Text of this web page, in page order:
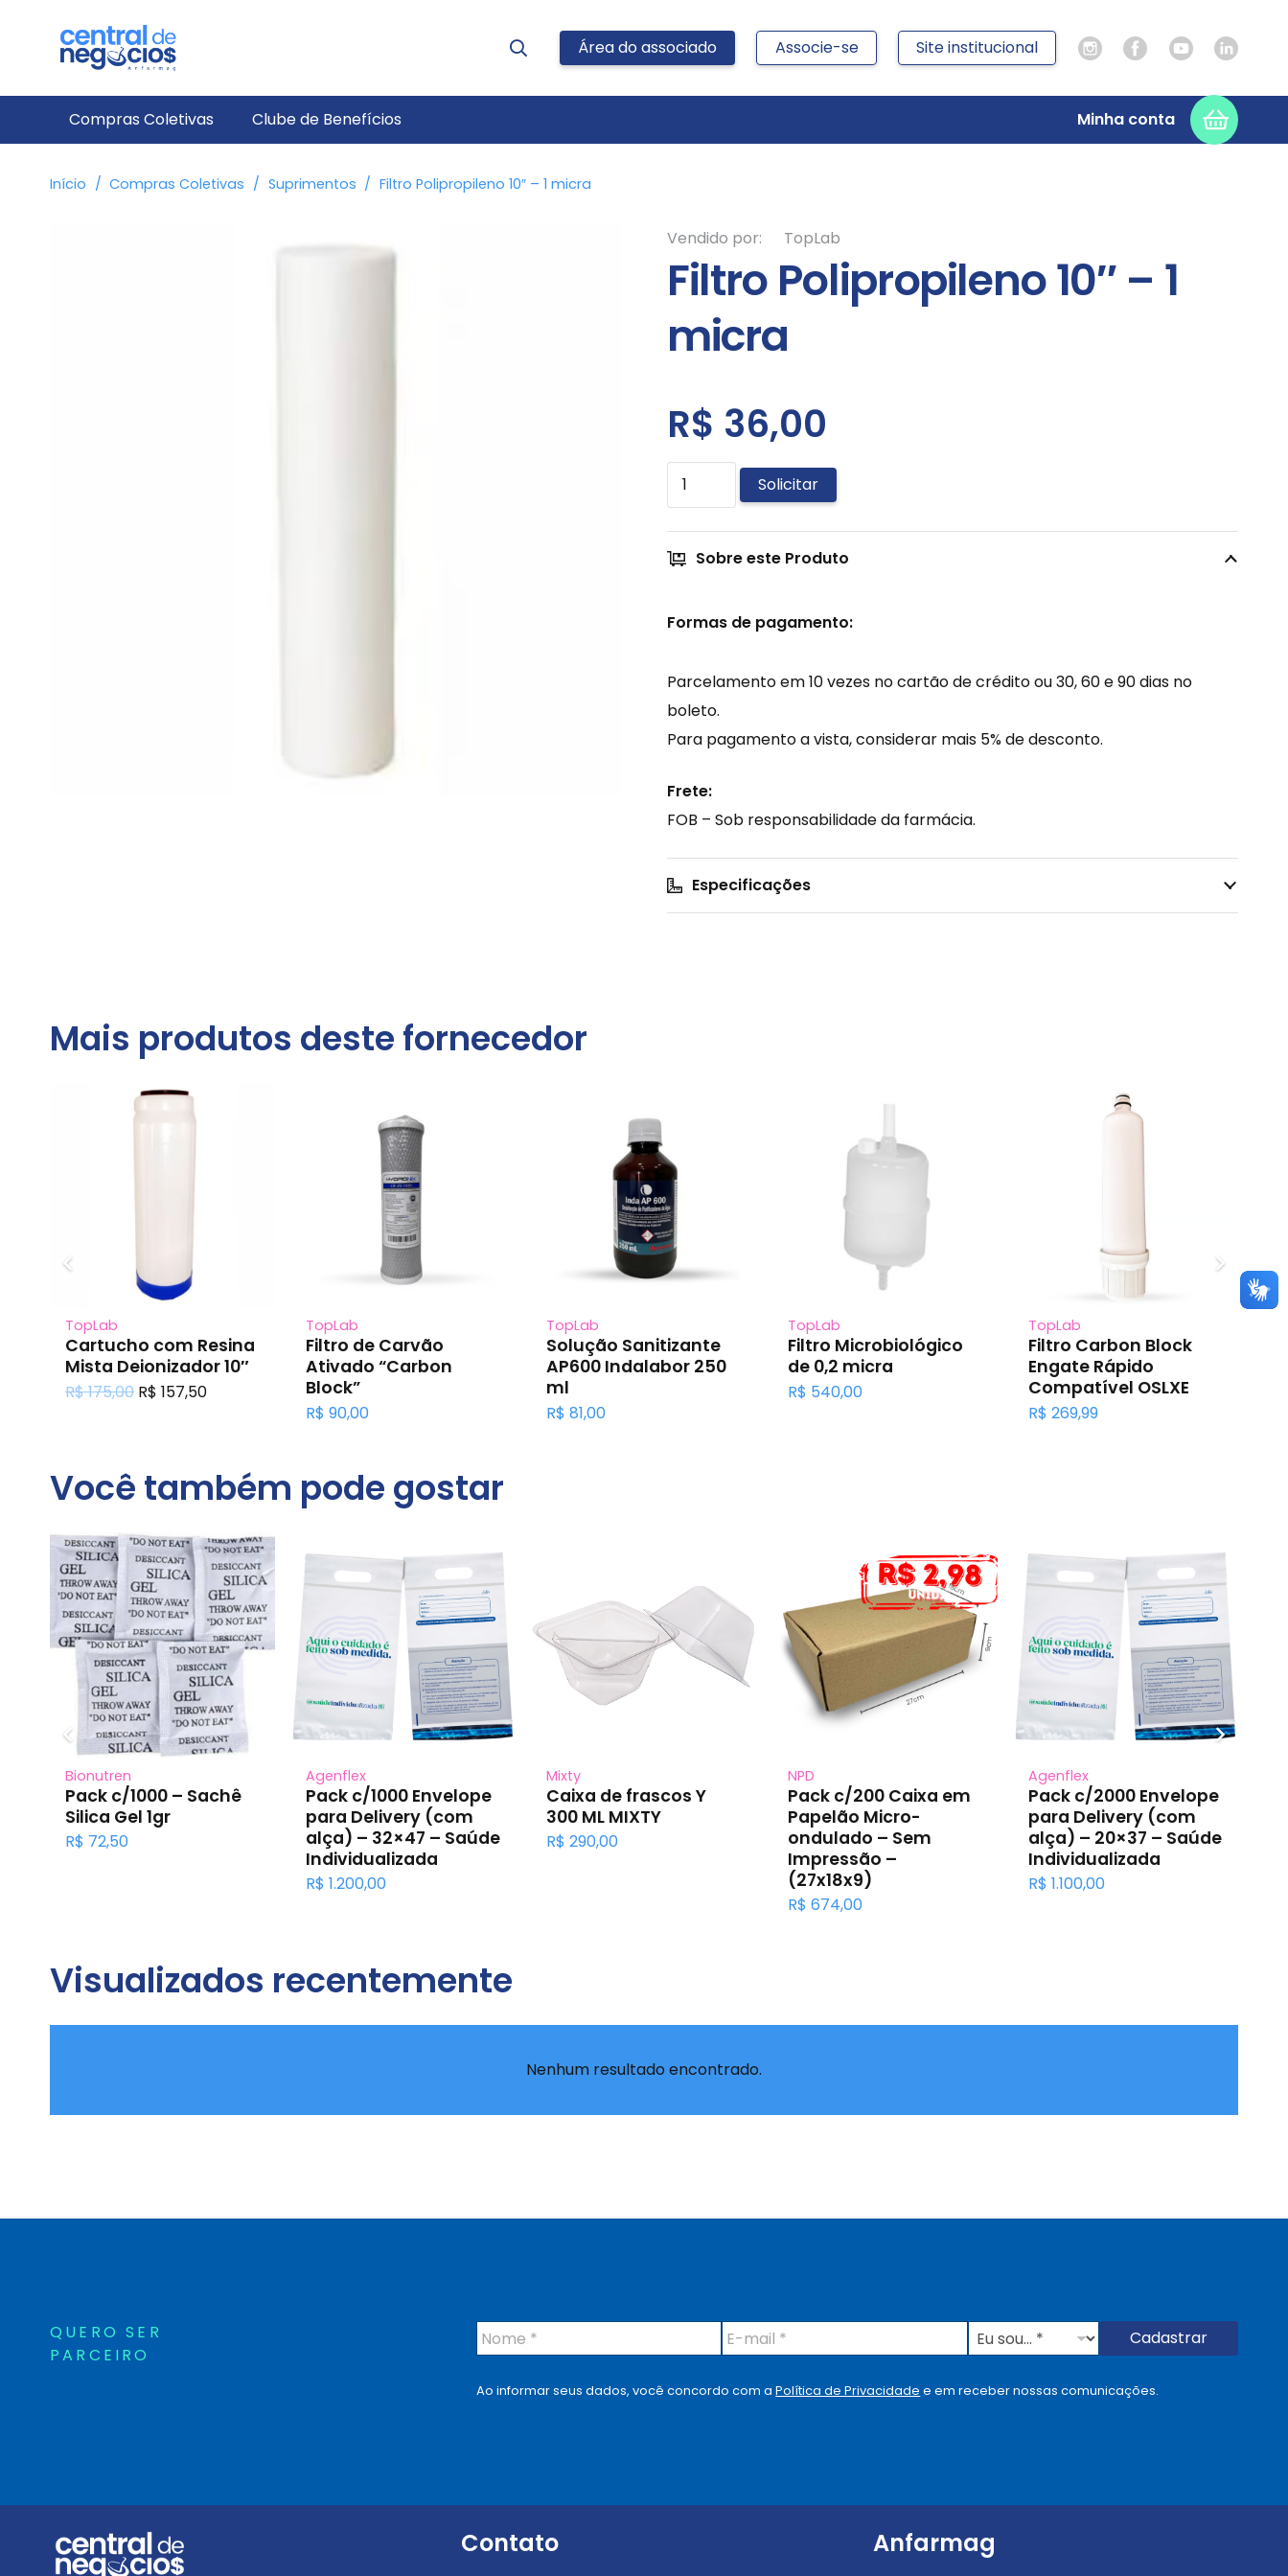
Área do associado Associe-se Site institucional
Compras Coletivas Clube de Benefícios Minha conta
Início / Compras Coletivas / Suprimentos / Filtro Polipropileno 10″ – 1 micra
Vendido por: TopLab
Filtro Polipropileno 10″ – 1
micra
R$ 36,00
Filtro
Polipropileno
10"
-
micra
Solicitar
Sobre este Produto
Formas de pagamento:
Parcelamento em 10 vezes no cartão de crédito ou 30, 60 e 90 dias no
boleto.
Para pagamento a vista, considerar mais 5% de desconto.
Frete:
FOB – Sob responsabilidade da farmácia.
Especificações
Mais produtos deste fornecedor
TopLab
Cartucho com Resina
Mista Deionizador 10″
R$175,00 O
R$ 175,00.
R$ 157,50O
R$ 157,50.
TopLab
Filtro de Carvão
Ativado “Carbon
Block”
R$ 90,00
TopLab
Solução Sanitizante
AP600 Indalabor 250
ml
R$ 81,00
TopLab
Filtro Microbiológico
de 0,2 micra
R$ 540,00
TopLab
Filtro Carbon Block
Engate Rápido
Compatível OSLXE
R$ 269,99
Você também pode gostar
Bionutren
Pack c/1000 – Sachê
Silica Gel 1gr
R$ 72,50
Agenflex
Pack c/1000 Envelope
para Delivery (com
alça) – 32×47 – Saúde
Individualizada
R$ 1.200,00
Mixty
Caixa de frascos Y
300 ML MIXTY
R$ 290,00
NPD
Pack c/200 Caixa em
Papelão Micro-
ondulado – Sem
Impressão –
(27x18x9)
R$ 674,00
Agenflex
Pack c/2000 Envelope
para Delivery (com
alça) – 20×37 – Saúde
Individualizada
R$ 1.100,00
Visualizados recentemente
Nenhum resultado encontrado.
QUERO SER
PARCEIRO
N
o
e
*
E
-
a
i
E
o
u
Cadastrar
Ao informar seus dados, você concordo com aPolítica de Privacidade e em receber nossas comunicações.
Contato Anfarmag